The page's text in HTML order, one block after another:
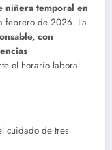
niñera temporal en
febrero de 2026. La
con
el horario laboral.
cuidado de tres